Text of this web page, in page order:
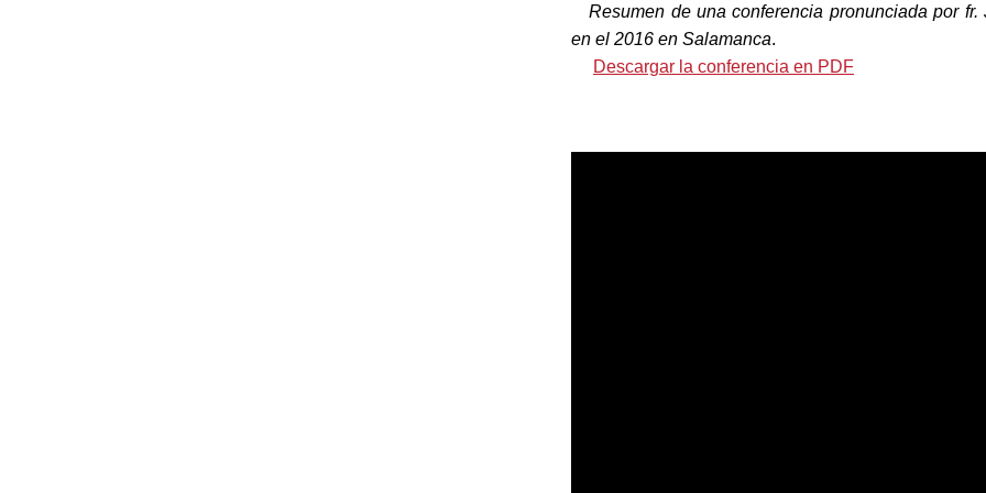
Resumen de una conferencia pronunciada por
en el 2016 en Salamanca.
Descargar la conferencia en PDF